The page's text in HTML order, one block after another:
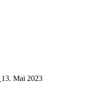
13. Mai 2023